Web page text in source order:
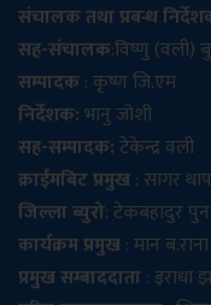
संचालक तथा प्रबन्ध
सह-संचालक:विष्णु (वली)
सम्पादक: कृष्ण जि.एम
निर्देशक:भानु जोशी
सह-सम्पादक:टेकेन्द्र वली
क्राईमबिट प्रमुख: सागर
जिल्ला ब्युरो: टेकबहादुर पुन
कार्यक्रम प्रमुख: मान
प्रमुख सम्बाददाता: इराधा